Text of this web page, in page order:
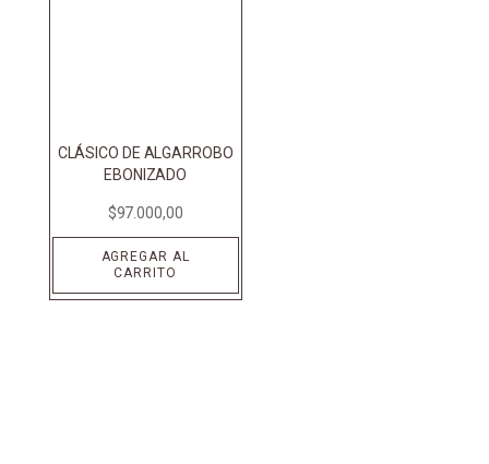
CLÁSICO DE ALGARROBO
EBONIZADO
$97.000,00
AGREGAR AL
CARRITO